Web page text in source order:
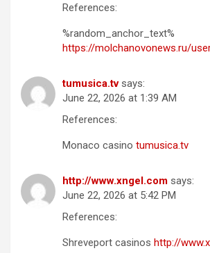
References:
%random_anchor_text%
https://molchanovonews.ru/
tumusica.tv says:
June 22, 2026 at 1:39 AM
References:
Monaco casino tumusica.tv
http://www.xngel.com says:
June 22, 2026 at 5:42 PM
References:
Shreveport casinos http://